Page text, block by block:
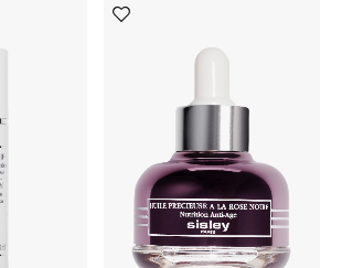
أحذية النسائية
الجمال